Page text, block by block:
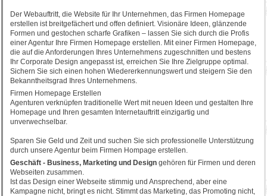
Der Webauftritt, die Website für Ihr Unternehmen, das Firmen Homepage
erstellen ist breitgefächert und offen definiert. Visionäre Ideen, glänzende
Formen und gestochen scharfe Grafiken – lassen Sie sich durch die Profis
einer Agentur Ihre Firmen Homepage erstellen. Mit einer Firmen Homepage,
die auf die Anforderungen Ihres Unternehmens zugeschnitten und bestens
Ihr Corporate Design angepasst ist, erreichen Sie Ihre Zielgruppe optimal.
Sichern Sie sich einen hohen Wiedererkennungswert und steigern Sie den
Bekanntheitsgrad Ihres Unternehmens.
Firmen Homepage Erstellen
Agenturen verknüpfen traditionelle Wert mit neuen Ideen und gestalten Ihre
Homepage und Ihren gesamten Internetauftritt einzigartig und
unverwechselbar.
Sparen Sie Geld und Zeit und suchen Sie sich professionelle Unterstützung
durch unsere Agentur beim Firmen Hompage erstellen.
Geschäft - Business, Marketing und Design gehören für Firmen und deren
Webseiten zusammen.
Ist das Design einer Webseite stimmig und Ansprechend, aber eine
Kampagne nicht, bringt es nicht. Stimmt das Marketing, das Promoting nicht,